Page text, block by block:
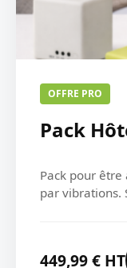
OFFRE PRO
Pack
Pack pour
par vibrations.
449,99€ HT